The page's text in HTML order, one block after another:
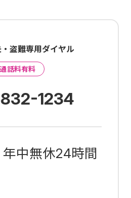
盗難専用ダイヤル
通話料有料
1234
中無休24時間